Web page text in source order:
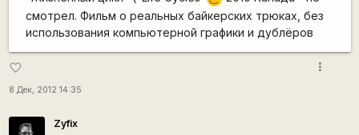
смотрел. Фильм о реальных байкерских трюках, без
использования компьютерной графики и дублёров
favorite_border
8 Дек, 2012 14:35
more_vert
Zyfix